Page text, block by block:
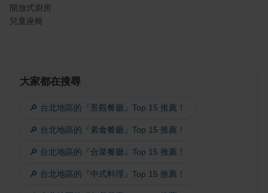
開放式廚房
兒童座椅
大家都在搜尋
🔎 台北地區的『景觀餐廳』Top 15 推薦！
🔎 台北地區的『素食餐廳』Top 15 推薦！
🔎 台北地區的『合菜餐廳』Top 15 推薦！
🔎 台北地區的『中式料理』Top 15 推薦！